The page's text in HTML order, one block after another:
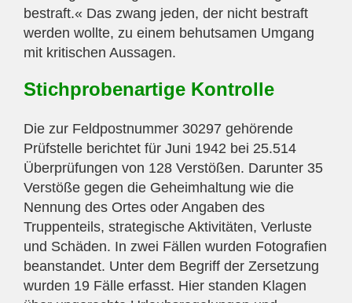
bestraft.« Das zwang jeden, der nicht bestraft
werden wollte, zu einem behutsamen Umgang
mit kritischen Aussagen.
Stichprobenartige Kontrolle
Die zur Feldpostnummer 30297 gehörende
Prüfstelle berichtet für Juni 1942 bei 25.514
Überprüfungen von 128 Verstößen. Darunter 35
Verstöße gegen die Geheimhaltung wie die
Nennung des Ortes oder Angaben des
Truppenteils, strategische Aktivitäten, Verluste
und Schäden. In zwei Fällen wurden Fotografien
beanstandet. Unter dem Begriff der Zersetzung
wurden 19 Fälle erfasst. Hier standen Klagen